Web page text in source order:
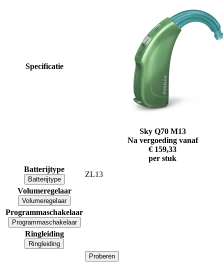
Specificatie
Sky Q70 M13
Na vergoeding vanaf
€ 159,33
per stuk
Batterijtype
Batterijtype
ZL13
Volumeregelaar
Volumeregelaar
Programmaschakelaar
Programmaschakelaar
Ringleiding
Ringleiding
Proberen